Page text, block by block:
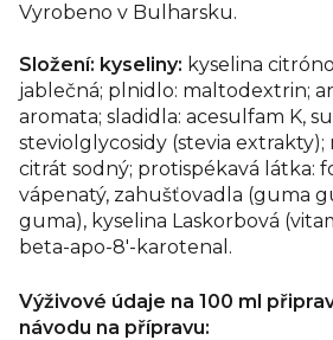
Vyrobeno v Bulharsku.
Složení: kyseliny: kyselina
jablečná; plnidlo: maltodextrin;
aromata; sladidla: acesulfam K,
steviolglycosidy (stevia
citrát sodný; protispékavá látka:
vápenatý, zahušťovadla (guma
guma), kyselina Laskorbová
beta-apo-8'-karotenal.
Výživové údaje na 100 ml
návodu na přípravu: